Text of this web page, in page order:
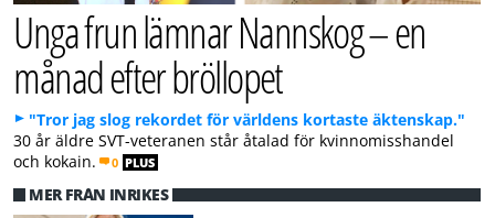
Unga frun lämnar Nannskog – en
månad efter bröllopet
"Tror jag slog rekordet för världens kortaste äktenskap."
30 år äldre SVT-veteranen står åtalad för kvinnomisshandel
och kokain.
0 PLUS
MER FRÅN INRIKES